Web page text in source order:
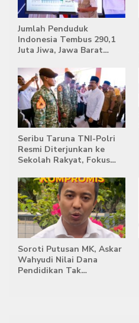
Jumlah Penduduk
Indonesia Tembus 290,1
Juta Jiwa, Jawa Barat
Terpadat
Seribu Taruna TNI-Polri
Resmi Diterjunkan ke
Sekolah Rakyat, Fokus
Kemandirian Siswa
Soroti Putusan MK, Askar
Wahyudi Nilai Dana
Pendidikan Tak